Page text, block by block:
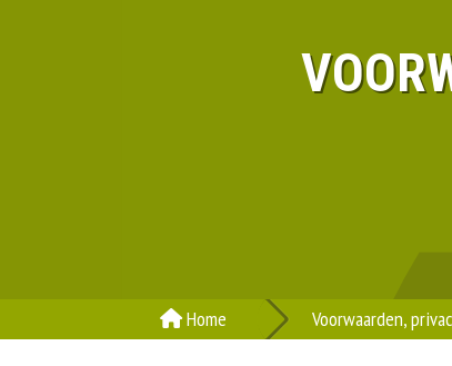
Home Voorwaarden,